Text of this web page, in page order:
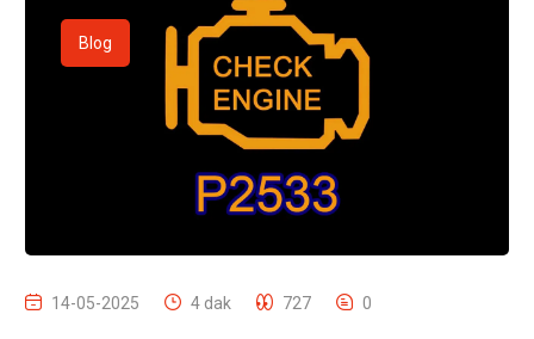
Blog
14-05-2025 4 dak 727 0